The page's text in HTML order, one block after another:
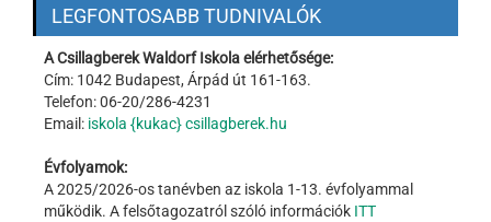
LEGFONTOSABB TUDNIVALÓK
A Csillagberek Waldorf Iskola elérhetősége:
Cím: 1042 Budapest, Árpád út 161-163.
Telefon: 06-20/286-4231
Email: iskola {kukac} csillagberek.hu
Évfolyamok:
A 2025/2026-os tanévben az iskola 1-13. évfolyammal
működik. A felsőtagozatról szóló információk ITT